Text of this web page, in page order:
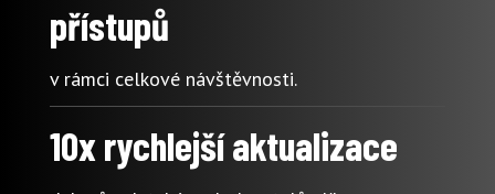
přístupů
v rámci celkové návštěvnosti.
10x rychlejší aktualizace